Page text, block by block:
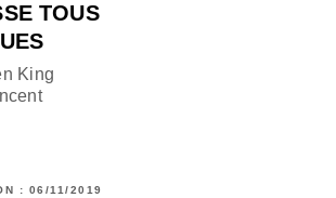
TOUS
King
: 06/11/2019